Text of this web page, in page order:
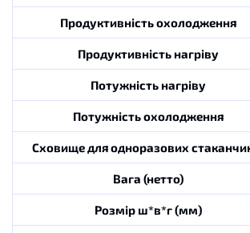
Продуктивність охолодження
Продуктивність нагріву
Потужність нагрiву
Потужність охолодження
Сховище для одноразових
Вага (нетто)
Розмір ш*в*г (мм)